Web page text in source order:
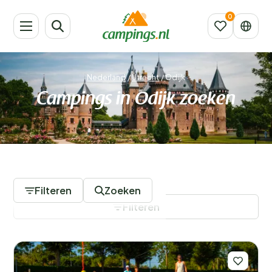
Nederland/ Utrecht/Odijk
Campings in Odijk zoeken
Filteren Zoeken
Filteren